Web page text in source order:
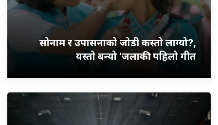
सोनाम र उपासनाको जोडी कस्तो लाग्यो?,
यस्तो बन्यो ‘जलाकी’ पहिलो गीत